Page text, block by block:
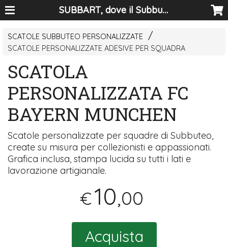
SUBBART, dove il Subbuteo diventa arte
SCATOLE SUBBUTEO PERSONALIZZATE
SCATOLE PERSONALIZZATE ADESIVE PER SQUADRA
SCATOLA
PERSONALIZZATA FC
BAYERN MUNCHEN
Scatole personalizzate per squadre di Subbuteo,
create su misura per collezionisti e appassionati.
Grafica inclusa, stampa lucida su tutti i lati e
lavorazione artigianale.
€10,00
Acquista